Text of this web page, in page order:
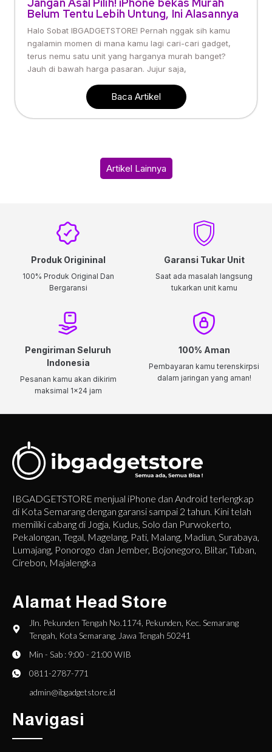
Jangan Asal Pilih! iPhone bekas Murah
Belum Tentu Lebih Untung, Ini Alasannya
Halo Sobat IBGADGETSTORE! Pernah nggak sih kamu
ngalamin momen di mana kamu lagi cari-cari gadget,
terus nemu satu unit yang harganya murah banget?
Jauh di bawah harga pasaran. Jujur saja,
Baca Artikel
Artikel Lainnya
Produk Origininal
100% Produk Original Dan
Bergaransi
Garansi Tukar Unit
Saat ada masalah langsung
tukarkan unit kamu
Pengiriman Seluruh
Indonesia
Pesanan kamu akan dikirim
maksimal 1x24 jam
100% Aman
Pembayaran kamu terenskirpsi
dalam jaringan yang aman!
IBGADGETSTORE menjual iPhone dan Android terlengkap
di Kota Semarang dengan garansi sampai 2 tahun. Kini telah
memiliki cabang di Jogja, Kudus, Solo dan Purwokerto,
Pekalongan, Tegal, Magelang, Pati, Malang, Madiun, Surabaya,
Lumajang, Ponorogo dan Jember, Bojonegoro, Blitar, Tuban,
Cirebon, Majalengka
Alamat Head Store
Jln. Pekunden Tengah No.1174, Pekunden, Kec. Semarang
Tengah, Kota Semarang, Jawa Tengah 50241
Min - Sab : 9:00 - 21:00 WIB
0811-2787-771
admin@ibgadgetstore.id
Navigasi